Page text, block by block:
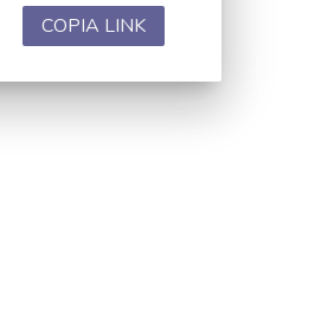
COPIA LINK